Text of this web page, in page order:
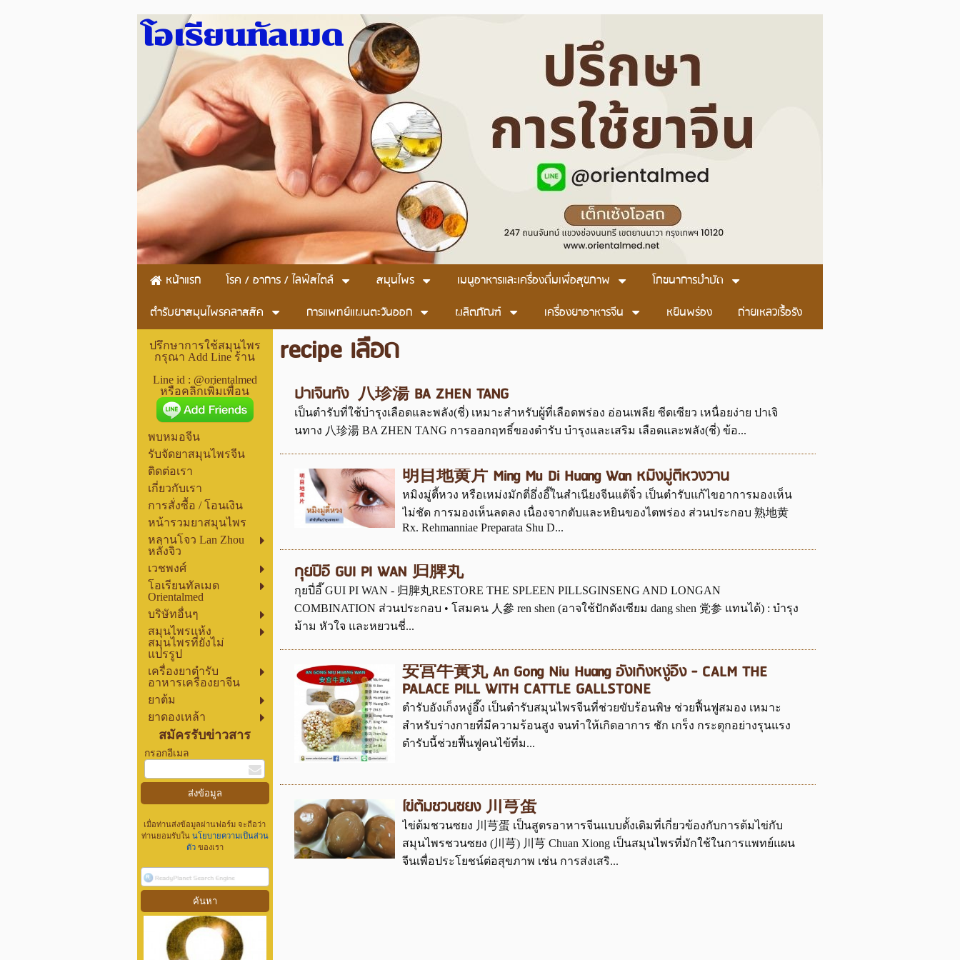
โอเรียนทัลเมด
หน้าแรก โรค / อาการ / ไลฟ์สไตล์ สมุนไพร เมนูอาหารและเครื่องดื่มเพื่อสุขภาพ
โภชนาการบำบัด
ตำรับยาสมุนไพรคลาสสิค
การแพทย์แผนตะวันออก ผลิตภัณฑ์ เครื่องยาอาหารจีน หยินพร่อง ถ่ายเหลวเรื้อรัง
ปรึกษาการใช้สมุนไพร
กรุณา Add Line ร้าน
Line id : @orientalmed
หรือคลิกเพิ่มเพื่อน
พบหมอจีน
รับจัดยาสมุนไพรจีน
ติดต่อเรา
เกี่ยวกับเรา
การสั่งซื้อ / โอนเงิน
หน้ารวมยาสมุนไพร
หลานโจว Lan Zhou
หลั่งจิว
เวชพงศ์
โอเรียนทัลเมด
Orientalmed
บริษัทอื่นๆ
สมุนไพรแห้ง
สมุนไพรที่ยังไม่
แปรรูป
เครื่องยาตำรับ
อาหารเครื่องยาจีน
ยาต้ม
ยาดองเหล้า
สมัครรับข่าวสาร
กรอกอีเมล
เมื่อท่านส่งข้อมูลผ่านฟอร์ม จะถือว่า
ท่านยอมรับในนโยบายความเป็นส่วน
ตัว ของเรา
recipe เลือด
ปาเจินทัง 八珍湯 BA ZHEN TANG
เป็นตำรับที่ใช้บำรุงเลือดและพลัง(ชี่) เหมาะสำหรับผู้ที่เลือดพร่อง อ่อนเพลีย ซีดเซียว เหนื่อยง่าย ปาเจิ
นทาง 八珍湯 BA ZHEN TANG การออกฤทธิ์ของตำรับ บำรุงและเสริม เลือดและพลัง(ชี่) ข้อ...
明目地黄片 Ming Mu Di Huang Wan หมิงมู่ตี้หวงวาน
หมิงมู่ตี้หวง หรือเหม่งมักตี่อึ่งอี๊ในสำเนียงจีนแต้จิ๋ว เป็นตำรับแก้ไขอาการมองเห็น
ไม่ชัด การมองเห็นลดลง เนื่องจากตับและหยินของไตพร่อง ส่วนประกอบ 熟地黄
Rx. Rehmanniae Preparata Shu D...
กุยปี่อี๊ GUI PI WAN 归脾丸
กุยปี่อี๊ GUI PI WAN - 归脾丸RESTORE THE SPLEEN PILLSGINSENG AND LONGAN
COMBINATION ส่วนประกอบ • โสมคน 人參 ren shen (อาจใช้ปักตังเซียม dang shen 党参 แทนได้) : บำรุง
ม้าม หัวใจ และหยวนชี่...
安宫牛黃丸 An Gong Niu Huang อังเก็งหงู่อึ๊ง - CALM THE
PALACE PILL WITH CATTLE GALLSTONE
ตำรับอังเก็งหงู่อึ๊ง เป็นตำรับสมุนไพรจีนที่ช่วยขับร้อนพิษ ช่วยฟื้นฟูสมอง เหมาะ
สำหรับร่างกายที่มีความร้อนสูง จนทำให้เกิดอาการ ชัก เกร็ง กระตุกอย่างรุนแรง
ตำรับนี้ช่วยฟื้นฟูคนไข้ที่ม...
ไข่ต้มชวนซยง 川芎蛋
ไข่ต้มชวนซยง 川芎蛋 เป็นสูตรอาหารจีนแบบดั้งเดิมที่เกี่ยวข้องกับการต้มไข่กับ
สมุนไพรชวนซยง (川芎) 川芎 Chuan Xiong เป็นสมุนไพรที่มักใช้ในการแพทย์แผน
จีนเพื่อประโยชน์ต่อสุขภาพ เช่น การส่งเสริ...